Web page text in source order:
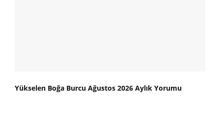
Yükselen Boğa Burcu Ağustos 2026 Aylık Yorumu